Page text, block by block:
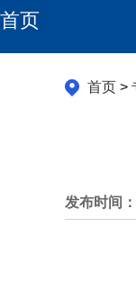
首页
首页 >
发布时间